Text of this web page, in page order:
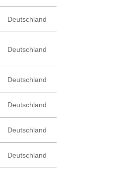
Deutschland
Deutschland
Deutschland
Deutschland
Deutschland
Deutschland